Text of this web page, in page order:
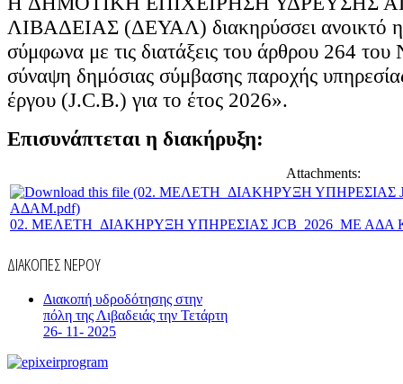
ΛΙΒΑΔΕΙΑΣ (ΔΕΥΑΛ) διακηρύσσει ανοικτό
σύμφωνα με τις διατάξεις του άρθρου 264
σύναψη δημόσιας σύμβασης παροχής
έργου (J.C.B.) για το έτος 2026».
Επισυνάπτεται η διακήρυξη:
Attachments:
02. ΜΕΛΕΤΗ_ΔΙΑΚΗΡΥΞΗ ΥΠΗΡΕΣΙΑΣ JCB_2026_ΜΕ ΑΔΑ
ΔΙΑΚΟΠΕΣ ΝΕΡΟΥ
Διακοπή υδροδότησης στην
πόλη της Λιβαδειάς την Τετάρτη
26- 11- 2025